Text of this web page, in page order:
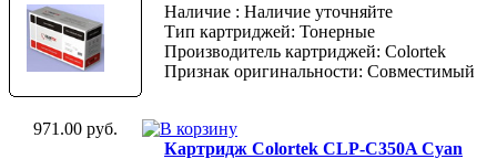
Наличие : Наличие уточняйте
Тип картриджей: Тонерные
Производитель картриджей: Colortek
Признак оригинальности: Совместимый
971.00 руб.
Картридж Colortek CLP-C350A Cyan